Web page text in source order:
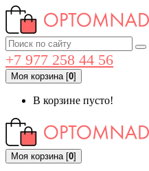
+7 977 258 44 56
Моя корзина[0]
В корзине пусто!
Моя корзина[0]